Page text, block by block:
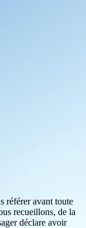
référer avant toute
recueillons, de la
déclare avoir